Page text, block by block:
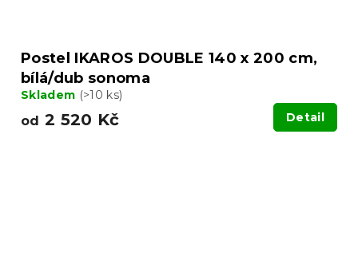
Postel IKAROS DOUBLE 140 x 200 cm,
bílá/dub sonoma
Skladem (>10 ks)
od 2 520 Kč Detail